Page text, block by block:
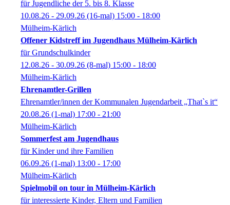
für Jugendliche der 5. bis 8. Klasse
10.08.26 - 29.09.26 (16-mal) 15:00 - 18:00
Mülheim-Kärlich
Offener Kidstreff im Jugendhaus Mülheim-Kärlich
für Grundschulkinder
12.08.26 - 30.09.26 (8-mal) 15:00 - 18:00
Mülheim-Kärlich
Ehrenamtler-Grillen
Ehrenamtler/innen der Kommunalen Jugendarbeit „That`s it“
20.08.26 (1-mal) 17:00 - 21:00
Mülheim-Kärlich
Sommerfest am Jugendhaus
für Kinder und ihre Familien
06.09.26 (1-mal) 13:00 - 17:00
Mülheim-Kärlich
Spielmobil on tour in Mülheim-Kärlich
für interessierte Kinder, Eltern und Familien